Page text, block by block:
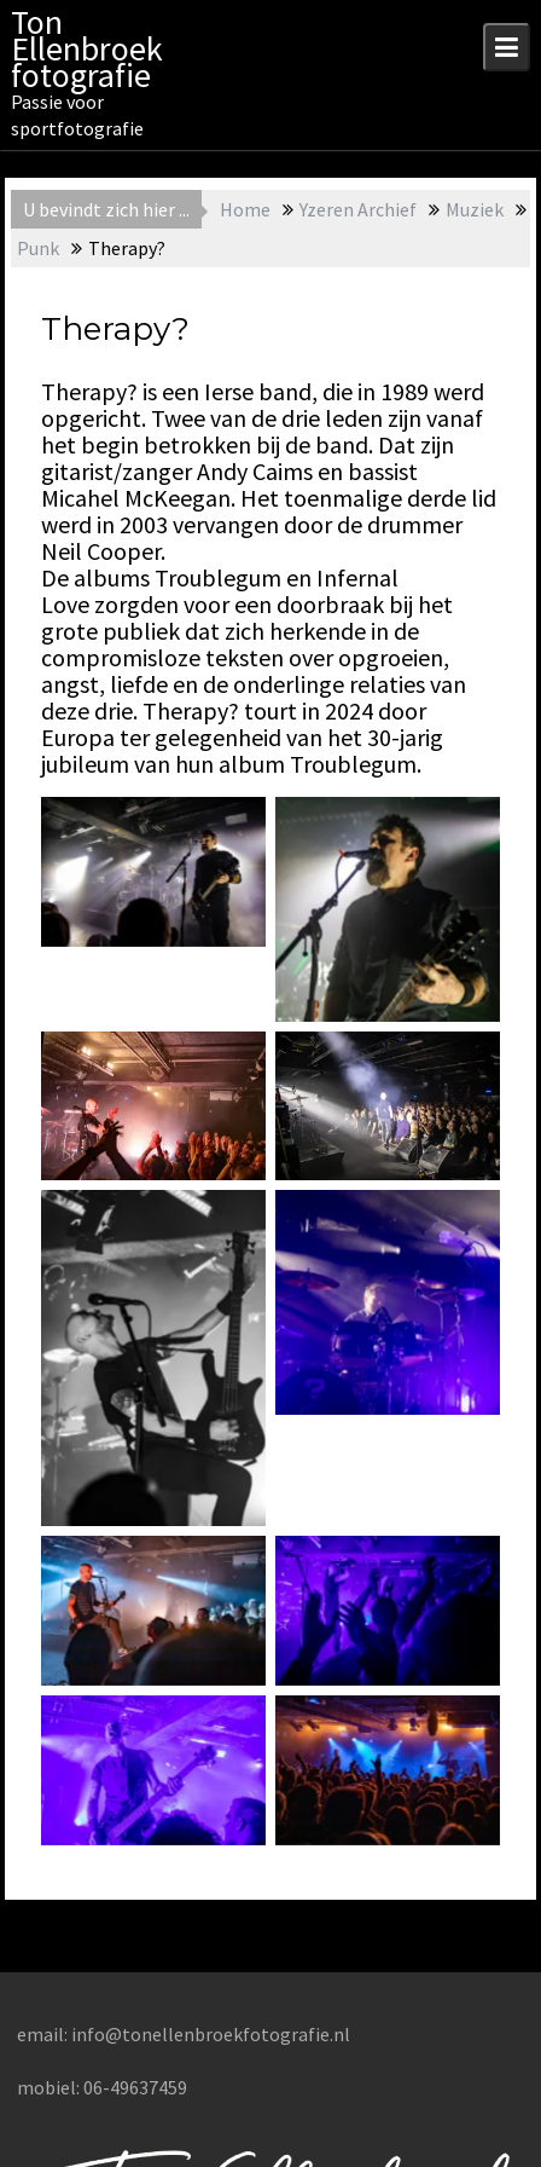
Skip
to
content
Ton
Ellenbroek
fotografie
Passie voor
sportfotografie
U bevindt zich hier ... Home Yzeren Archief
Muziek
Punk
Therapy?
Therapy?
Therapy? is een Ierse band, die in 1989 werd
opgericht. Twee van de drie leden zijn vanaf
het begin betrokken bij de band. Dat zijn
gitarist/zanger Andy Caims en bassist
Micahel McKeegan. Het toenmalige derde lid
werd in 2003 vervangen door de drummer
Neil Cooper.
De albums Troublegum en Infernal
Love zorgden voor een doorbraak bij het
grote publiek dat zich herkende in de
compromisloze teksten over opgroeien,
angst, liefde en de onderlinge relaties van
deze drie. Therapy? tourt in 2024 door
Europa ter gelegenheid van het 30-jarig
jubileum van hun album Troublegum.
email: info@tonellenbroekfotografie.nl
mobiel: 06-49637459